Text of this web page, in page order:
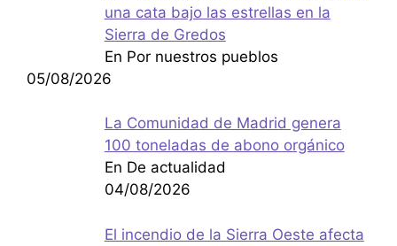
una cata bajo las estrellas en la
Sierra de Gredos
En Por nuestros pueblos
05/08/2026
La Comunidad de Madrid genera
100 toneladas de abono orgánico
En De actualidad
04/08/2026
El incendio de la Sierra Oeste afecta